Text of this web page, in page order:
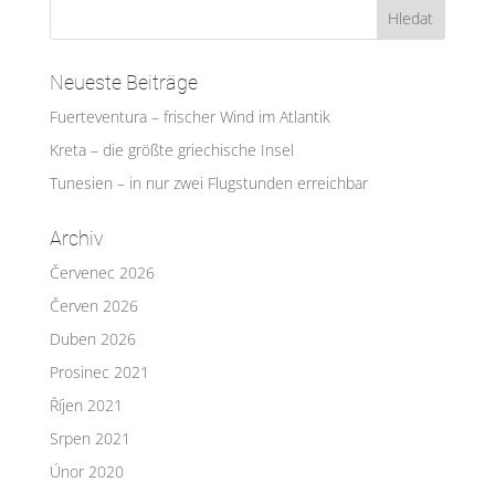
Neueste Beiträge
Fuerteventura – frischer Wind im Atlantik
Kreta – die größte griechische Insel
Tunesien – in nur zwei Flugstunden erreichbar
Archiv
Červenec 2026
Červen 2026
Duben 2026
Prosinec 2021
Říjen 2021
Srpen 2021
Únor 2020